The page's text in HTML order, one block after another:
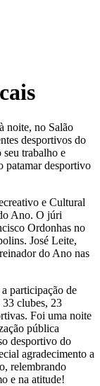
noite, no Salão
desportivos do
trabalho e
patamar desportivo
e Cultural
Ano. O júri
Ordonhas no
José Leite,
do Ano nas
participação de
33 clubes, 23
Foi uma noite
pública
desportivo do
agradecimento a
relembrando
e na atitude!